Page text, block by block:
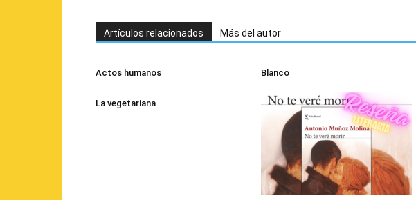
Artículos relacionados Más del autor
Actos humanos Blanco
La vegetariana